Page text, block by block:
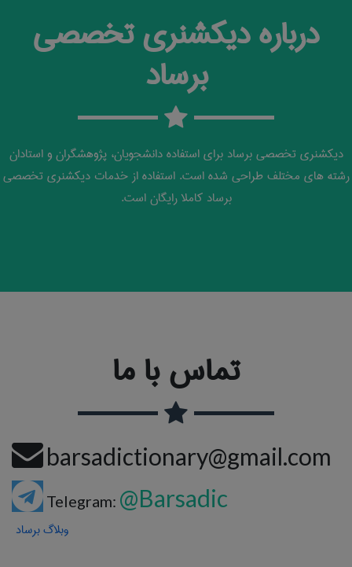
درباره دیکشنری تخصصی
برساد
دیکشنری تخصصی برساد برای استفاده دانشجویان، پژوهشگران و استادان
رشته های مختلف طراحی شده است. استفاده از خدمات دیکشنری تخصصی
برساد کاملا رایگان است.
تماس با ما
barsadictionary@gmail.com
Telegram: @Barsadic
وبلاگ برساد